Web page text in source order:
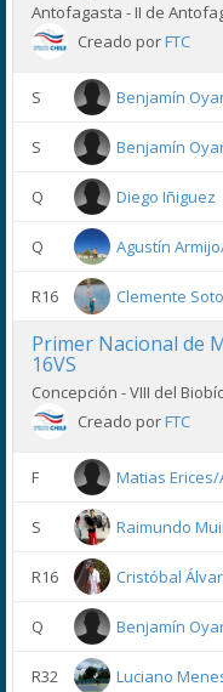
Antofagasta - II de
Creado porFTC
S Benjamín
S Benjamín
Q Diego Iñiguez
Q Agustín
R16 Clemente Soto
Primer Nacional de
16VS
Concepción - VIII del
Creado porFTC
F Matias
S Raimundo
R16 Cristóbal
Q Benjamín
R32 Luciano